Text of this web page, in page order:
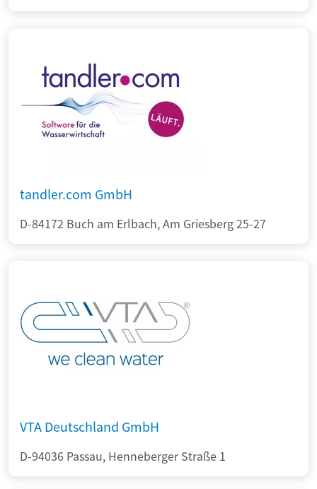
tandler.com GmbH
D-84172 Buch am Erlbach, Am Griesberg 25-27
VTA Deutschland GmbH
D-94036 Passau, Henneberger Straße 1